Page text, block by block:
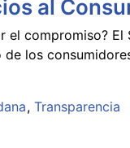
al
el compromiso? El
los
Transparencia